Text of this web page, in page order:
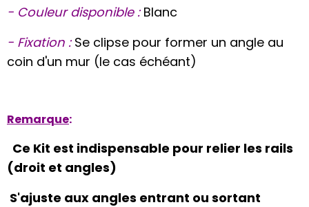
- Couleur disponible :Blanc
- Fixation : Se clipse pour former un angle au
coin d'un mur (le cas échéant)
Remarque:
Ce Kit est indispensable pour relier les rails
(droit et angles)
S'ajuste aux angles entrant ou sortant